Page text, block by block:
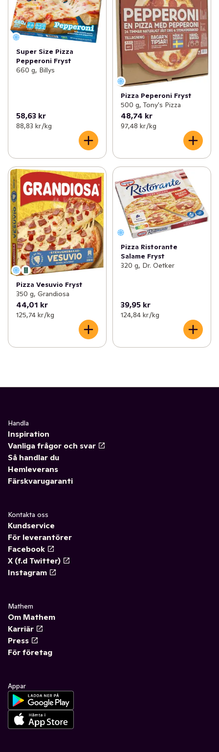
Super Size Pizza
Pepperoni Fryst
660 g, Billys
58,63 kr
88,83 kr /kg
Pizza Peperoni Fryst
500 g, Tony's Pizza
48,74 kr
97,48 kr /kg
Pizza Vesuvio Fryst
350 g, Grandiosa
44,01 kr
125,74 kr /kg
Pizza Ristorante
Salame Fryst
320 g, Dr. Oetker
39,95 kr
124,84 kr /kg
Handla
Inspiration
Vanliga frågor och svar
Så handlar du
Hemleverans
Färskvarugaranti
Kontakta oss
Kundservice
För leverantörer
Facebook
X (f.d Twitter)
Instagram
Mathem
Om Mathem
Karriär
Press
För företag
Appar